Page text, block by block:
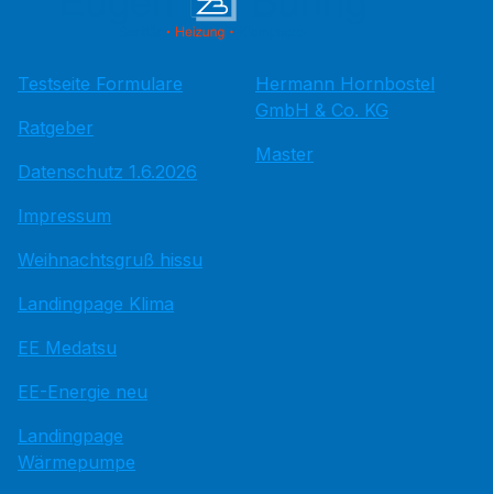
Testseite Formulare
Ratgeber
Datenschutz 1.6.2026
Impressum
Weihnachtsgruß hissu
Landingpage Klima
EE Medatsu
EE-Energie neu
Landingpage
Wärmepumpe
Hermann Hornbostel
GmbH & Co. KG
Master